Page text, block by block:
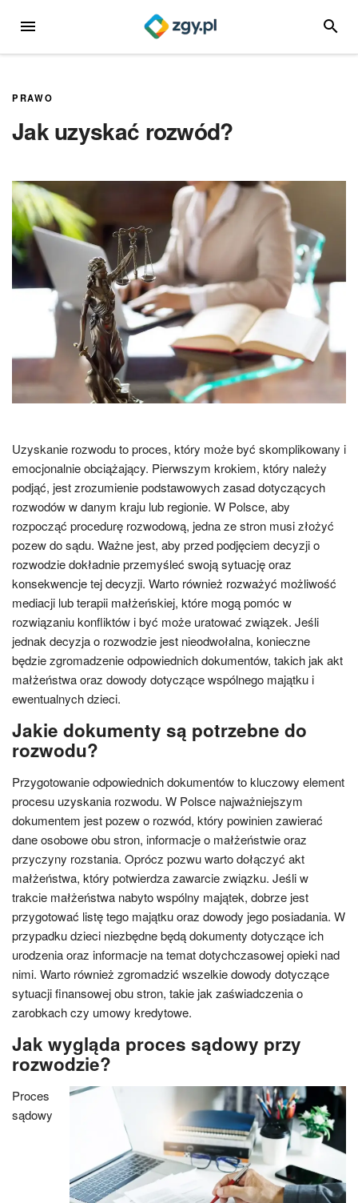
MENU
PRAWO
Jak uzyskać rozwód?
Uzyskanie rozwodu to proces, który może być skomplikowany i
emocjonalnie obciążający. Pierwszym krokiem, który należy
podjąć, jest zrozumienie podstawowych zasad dotyczących
rozwodów w danym kraju lub regionie. W Polsce, aby
rozpocząć procedurę rozwodową, jedna ze stron musi złożyć
pozew do sądu. Ważne jest, aby przed podjęciem decyzji o
rozwodzie dokładnie przemyśleć swoją sytuację oraz
konsekwencje tej decyzji. Warto również rozważyć możliwość
mediacji lub terapii małżeńskiej, które mogą pomóc w
rozwiązaniu konfliktów i być może uratować związek. Jeśli
jednak decyzja o rozwodzie jest nieodwołalna, konieczne
będzie zgromadzenie odpowiednich dokumentów, takich jak akt
małżeństwa oraz dowody dotyczące wspólnego majątku i
ewentualnych dzieci.
Jakie dokumenty są potrzebne do
rozwodu?
Przygotowanie odpowiednich dokumentów to kluczowy element
procesu uzyskania rozwodu. W Polsce najważniejszym
dokumentem jest pozew o rozwód, który powinien zawierać
dane osobowe obu stron, informacje o małżeństwie oraz
przyczyny rozstania. Oprócz pozwu warto dołączyć akt
małżeństwa, który potwierdza zawarcie związku. Jeśli w
trakcie małżeństwa nabyto wspólny majątek, dobrze jest
przygotować listę tego majątku oraz dowody jego posiadania. W
przypadku dzieci niezbędne będą dokumenty dotyczące ich
urodzenia oraz informacje na temat dotychczasowej opieki nad
nimi. Warto również zgromadzić wszelkie dowody dotyczące
sytuacji finansowej obu stron, takie jak zaświadczenia o
zarobkach czy umowy kredytowe.
Jak wygląda proces sądowy przy
rozwodzie?
Proces
sądowy